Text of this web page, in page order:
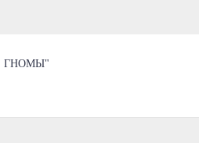
ГНОМЫ"